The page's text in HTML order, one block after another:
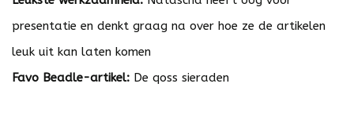
presentatie en denkt graag na over hoe ze de artikelen
leuk uit kan laten komen
Favo Beadle-artikel: De qoss sieraden